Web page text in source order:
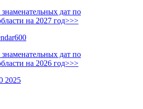
дат по
на 2027 год>>>
дат по
на 2026 год>>>